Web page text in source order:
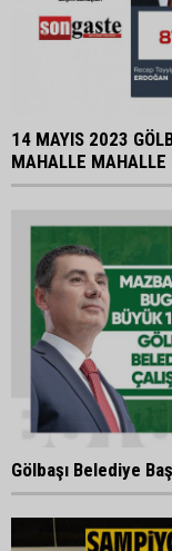
14 MAYIS 2023
MAHALLE MAHALLE
Gölbaşı Belediye